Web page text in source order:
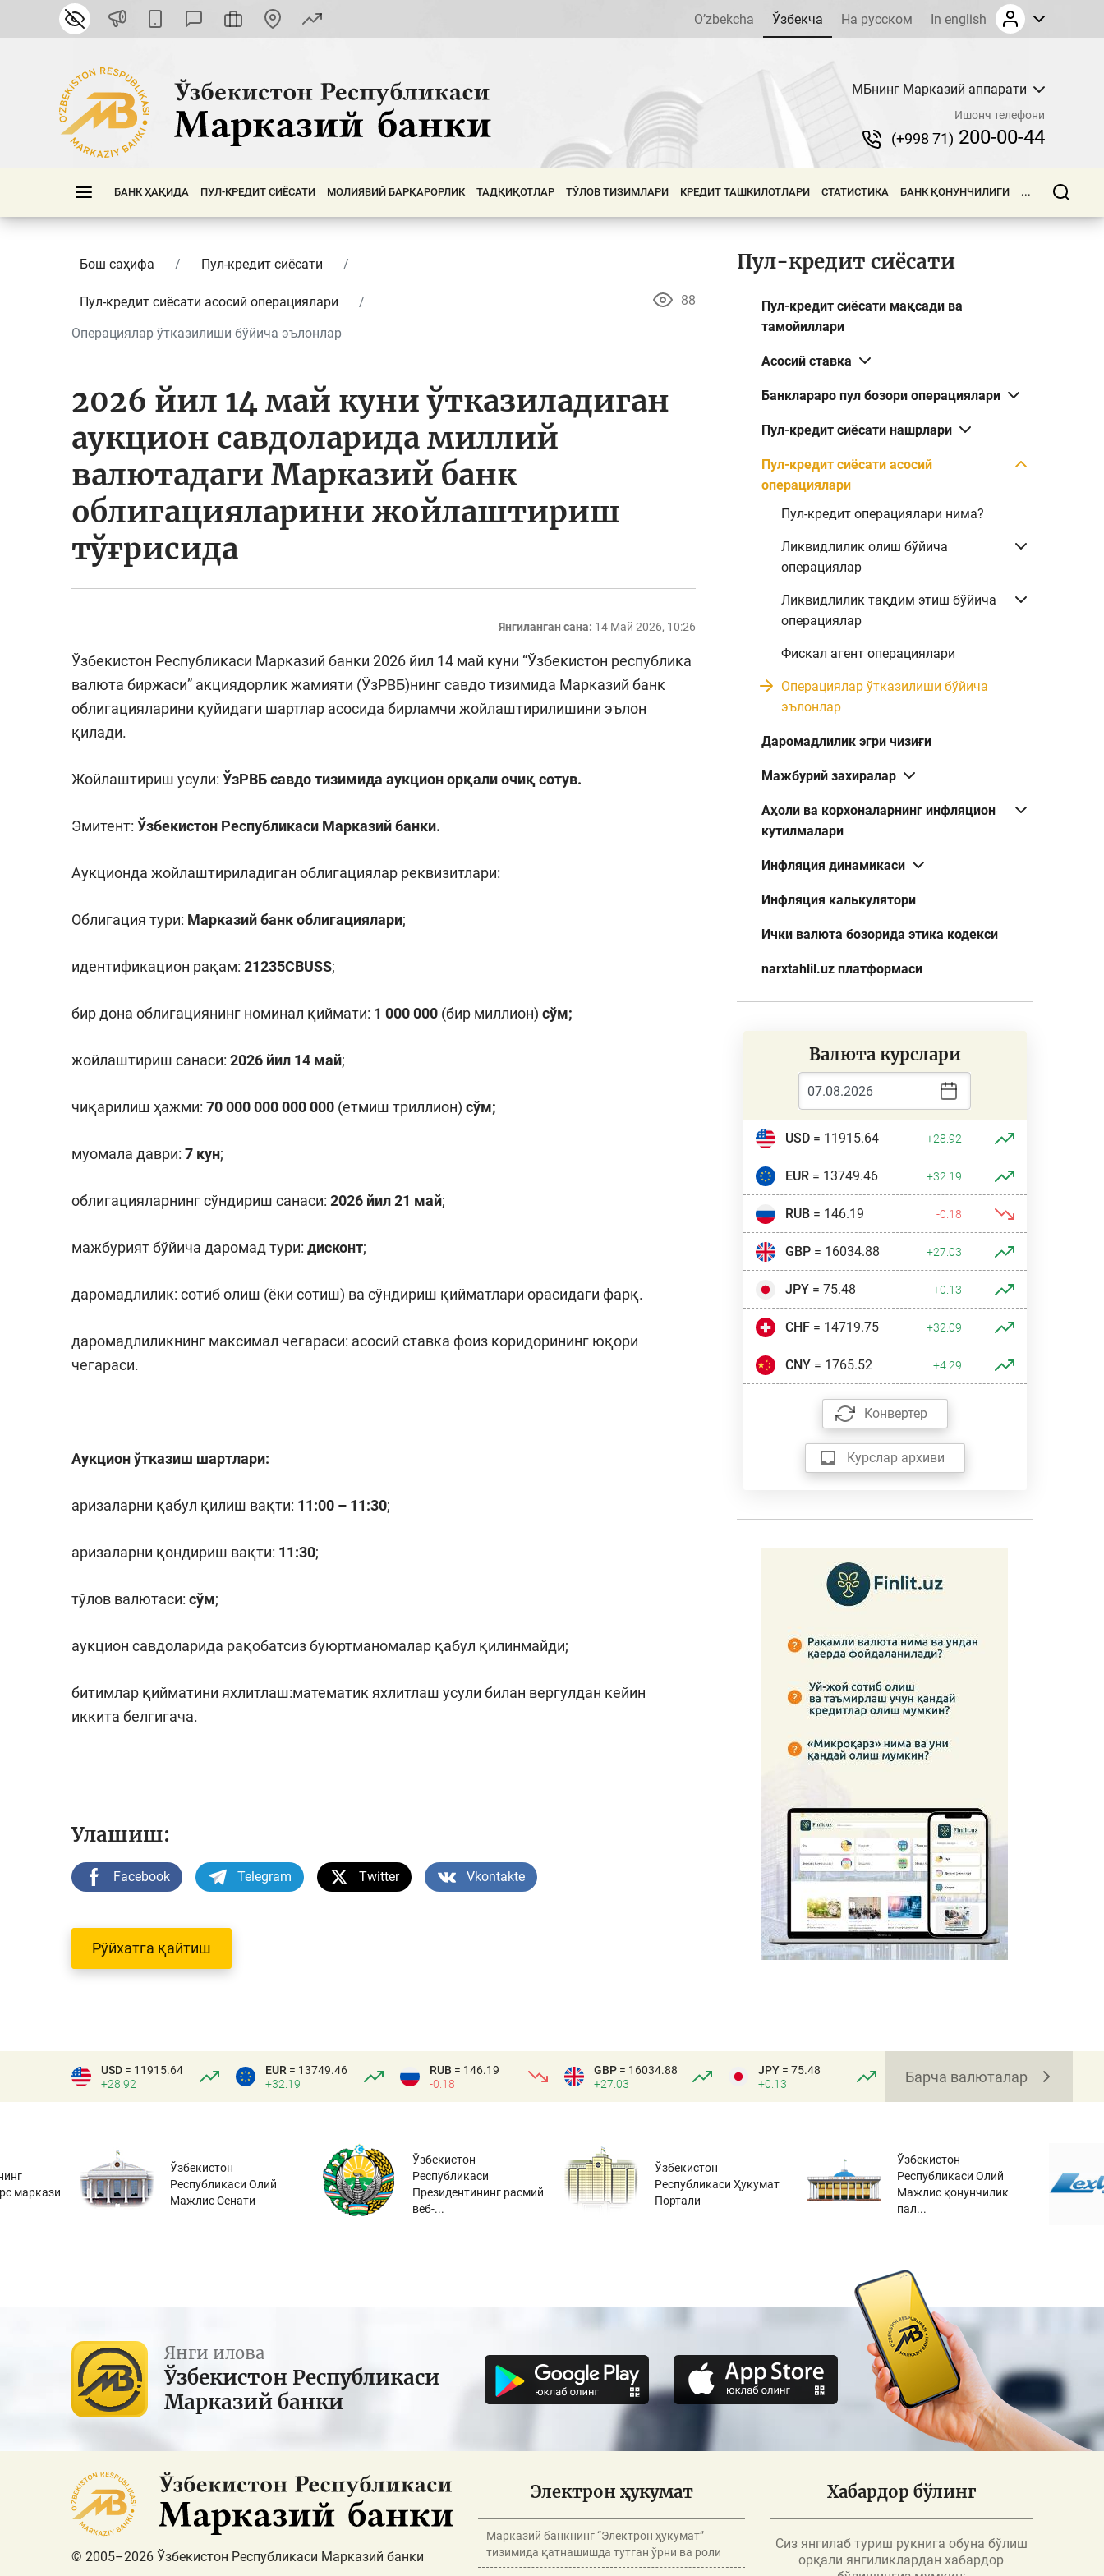
O’zbekcha Ўзбекча На русском In english
МБнинг Марказий аппарати
Ишонч телефони
(+998 71) 200-00-44
БАНК ҲАҚИДА ПУЛ-КРЕДИТ СИЁСАТИ МОЛИЯВИЙ БАРҚАРОРЛИК ТАДҚИҚОТЛАР ТЎЛОВ ТИЗИМЛАРИ КРЕДИТ ТАШКИЛОТЛАРИ СТАТИСТИКА БАНК ҚОНУНЧИЛИГИ ...
Бош саҳифа Пул-кредит сиёсати
Пул-кредит сиёсати асосий операциялари
Операциялар ўтказилиши бўйича эълонлар
88
2026 йил 14 май куни ўтказиладиган
аукцион савдоларида миллий
валютадаги Марказий банк
облигацияларини жойлаштириш
тўғрисида
Янгиланган сана: 14 Май 2026, 10:26
Ўзбекистон Республикаси Марказий банки 2026 йил 14 май куни “Ўзбекистон республика
валюта биржаси” акциядорлик жамияти (ЎзРВБ)нинг савдо тизимида Марказий банк
облигацияларини қуйидаги шартлар асосида бирламчи жойлаштирилишини эълон
қилади.
Жойлаштириш усули: ЎзРВБ савдо тизимида аукцион орқали очиқ сотув.
Эмитент: Ўзбекистон Республикаси Марказий банки.
Аукционда жойлаштириладиган облигациялар реквизитлари:
Облигация тури: Марказий банк облигациялари;
идентификацион рақам: 21235CBUSS;
бир дона облигациянинг номинал қиймати: 1 000 000 (бир миллион) сўм;
жойлаштириш санаси: 2026 йил 14 май;
чиқарилиш ҳажми: 70 000 000 000 000 (етмиш триллион) сўм;
муомала даври: 7 кун;
облигацияларнинг сўндириш санаси: 2026 йил21 май;
мажбурият бўйича даромад тури: дисконт;
даромадлилик: сотиб олиш (ёки сотиш) ва сўндириш қийматлари орасидаги фарқ.
даромадлиликнинг максимал чегараси: асосий ставка фоиз коридорининг юқори
чегараси.
Аукцион ўтказиш шартлари:
аризаларни қабул қилиш вақти: 11:00 – 11:30;
аризаларни қондириш вақти: 11:30;
тўлов валютаси: сўм;
аукцион савдоларида рақобатсиз буюртманомалар қабул қилинмайди;
битимлар қийматини яхлитлаш:математик яхлитлаш усули билан вергулдан кейин
иккита белгигача.
Улашиш:
Facebook Telegram Twitter Vkontakte
Рўйхатга қайтиш
Пул-кредит сиёсати
Пул-кредит сиёсати мақсади ва
тамойиллари
Асосий ставка
Банклараро пул бозори операциялари
Пул-кредит сиёсати нашрлари
Пул-кредит сиёсати асосий
операциялари
Пул-кредит операциялари нима?
Ликвидлилик олиш бўйича
операциялар
Ликвидлилик тақдим этиш бўйича
операциялар
Фискал агент операциялари
Операциялар ўтказилиши бўйича
эълонлар
Даромадлилик эгри чизиғи
Мажбурий захиралар
Аҳоли ва корхоналарнинг инфляцион
кутилмалари
Инфляция динамикаси
Инфляция калькулятори
Ички валюта бозорида этика кодекси
narxtahlil.uz платформаси
Валюта курслари
USD= 11915.64 +28.92
EUR= 13749.46 +32.19
RUB= 146.19 -0.18
GBP= 16034.88 +27.03
JPY= 75.48 +0.13
CHF= 14719.75 +32.09
CNY= 1765.52 +4.29
Конвертер
Курслар архиви
USD = 11915.64
+28.92
EUR = 13749.46
+32.19
RUB = 146.19
-0.18
GBP = 16034.88
+27.03
JPY = 75.48
+0.13
Барча валюталар
маркази
Ўзбекистон
Республикаси Олий
Мажлис Сенати
Ўзбекистон
Республикаси
Президентининг расмий
веб-...
Ўзбекистон
Республикаси Ҳукумат
Портали
Ўзбекистон
Республикаси Олий
Мажлис қонунчилик
пал...
Янги илова
Ўзбекистон Республикаси
Марказий банки
© 2005–2026 Ўзбекистон Республикаси Марказий банки
Электрон ҳукумат
Марказий банкнинг “Электрон ҳукумат”
тизимида қатнашишда тутган ўрни ва роли
Хабардор бўлинг
Сиз янгилаб туриш рукнига обуна бўлиш
орқали янгиликлардан хабардор